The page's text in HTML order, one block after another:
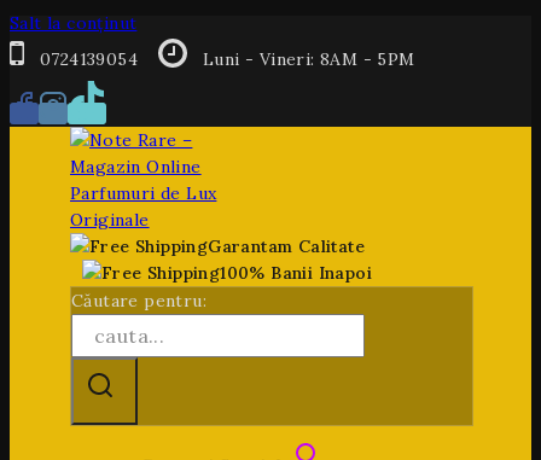
Salt la conținut
0724139054
Luni - Vineri: 8AM - 5PM
Garantam Calitate
100% Banii Inapoi
Căutare pentru: